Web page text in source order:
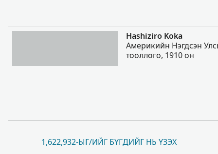
Нэмэх
Hashiziro Koka
Америкийн Нэгдсэн
тооллого, 1910 он
1,622,932-ЫГ/ИЙГ БҮГДИЙГ НЬ ҮЗЭХ